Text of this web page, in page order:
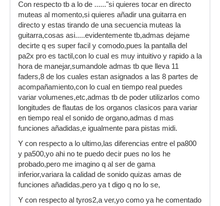
Con respecto tb a lo de ......"si quieres tocar en directo
muteas al momento,si quieres añadir una guitarra en
directo y estas tirando de una secuencia muteas la
guitarra,cosas asi.....evidentemente tb,admas dejame
decirte q es super facil y comodo,pues la pantalla del
pa2x pro es tactil,con lo cual es muy intuitivo y rapido a la
hora de manejar,sumandole admas tb que lleva 11
faders,8 de los cuales estan asignados a las 8 partes de
acompañamiento,con lo cual en tiempo real puedes
variar volumenes,etc,admas tb de poder utilizarlos como
longitudes de flautas de los organos clasicos para variar
en tiempo real el sonido de organo,admas d mas
funciones añadidas,e igualmente para pistas midi.
Y con respecto a lo ultimo,las diferencias entre el pa800
y pa500,yo ahi no te puedo decir pues no los he
probado,pero me imagino q al ser de gama
inferior,variara la calidad de sonido quizas amas de
funciones añadidas,pero ya t digo q no lo se,
Y con respecto al tyros2,a ver,yo como ya he comentado